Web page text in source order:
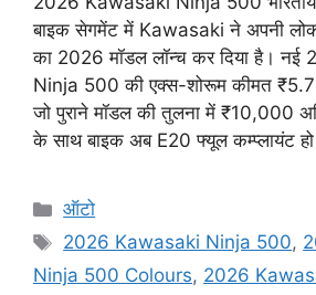
बाइक सेगमेंट में Kawasaki ने अपनी
का 2026 मॉडल लॉन्च कर दिया है।
Ninja 500 की एक्स-शोरूम कीमत
जो पुराने मॉडल की तुलना में ₹10,000
के साथ बाइक अब E20 फ्यूल कम्प्लायंट
Categories
ऑटो
Tags
2026 Kawasaki Ninja 500,
Ninja 500 Colours, 2026